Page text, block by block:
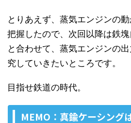
とりあえず、蒸気エンジンの
把握したので、次回以降は鉄
と合わせて、蒸気エンジンの
究していきたいところです。
目指せ鉄道の時代。
MEMO：真鍮ケーシング